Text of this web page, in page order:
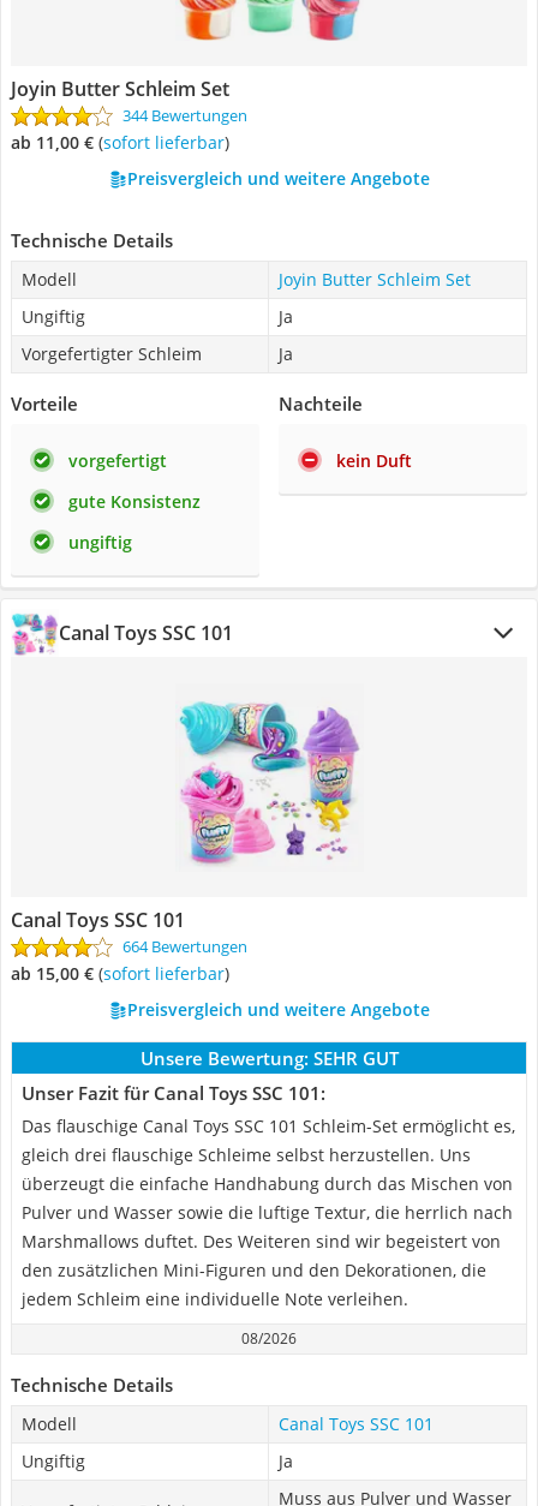
Joyin Butter Schleim Set
344 Bewertungen
ab 11,00 € ( Sofort lieferbar)
Preisvergleich und weitere Angebote
Technische Details
Modell
Joyin Butter Schleim Set
Ungiftig
Ja
Vorgefertigter Schleim
Ja
Vorteile
vorgefertigt
gute Konsistenz
ungiftig
Nachteile
kein Duft
Canal Toys SSC 101
Canal Toys SSC 101
664 Bewertungen
ab 15,00 € ( Sofort lieferbar)
Preisvergleich und weitere Angebote
Unsere Bewertung: SEHR GUT
Unser Fazit für Canal Toys SSC 101:
Das flauschige Canal Toys SSC 101 Schleim-Set ermöglicht es,
gleich drei flauschige Schleime selbst herzustellen. Uns
überzeugt die einfache Handhabung durch das Mischen von
Pulver und Wasser sowie die luftige Textur, die herrlich nach
Marshmallows duftet. Des Weiteren sind wir begeistert von
den zusätzlichen Mini-Figuren und den Dekorationen, die
jedem Schleim eine individuelle Note verleihen.
08/2026
Technische Details
Modell
Canal Toys SSC 101
Ungiftig
Ja
Muss aus Pulver und Wasser